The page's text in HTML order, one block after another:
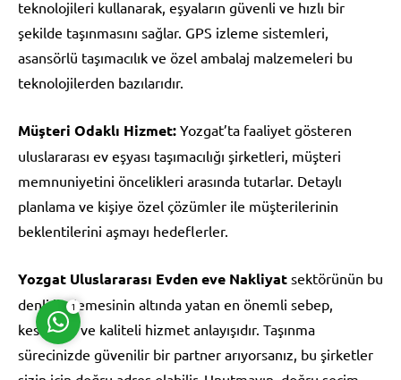
teknolojileri kullanarak, eşyaların güvenli ve hızlı bir
şekilde taşınmasını sağlar. GPS izleme sistemleri,
asansörlü taşımacılık ve özel ambalaj malzemeleri bu
teknolojilerden bazılarıdır.
Müşteri Odaklı Hizmet: Yozgat’ta faaliyet gösteren
uluslararası ev eşyası taşımacılığı şirketleri, müşteri
memnuniyetini öncelikleri arasında tutarlar. Detaylı
planlama ve kişiye özel çözümler ile müşterilerinin
beklentilerini aşmayı hedeflerler.
Yozgat Uluslararası Evden eve Nakliyat sektörünün bu
denli ilerlemesinin altında yatan en önemli sebep,
kesintisiz ve kaliteli hizmet anlayışıdır. Taşınma
sürecinizde güvenilir bir partner arıyorsanız, bu şirketler
1